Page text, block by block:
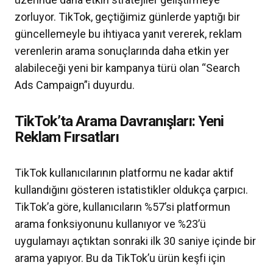
zorluyor. TikTok, geçtiğimiz günlerde yaptığı bir
güncellemeyle bu ihtiyaca yanıt vererek, reklam
verenlerin arama sonuçlarında daha etkin yer
alabileceği yeni bir kampanya türü olan “Search
Ads Campaign”i duyurdu.
TikTok’ta Arama Davranışları: Yeni
Reklam Fırsatları
TikTok kullanıcılarının platformu ne kadar aktif
kullandığını gösteren istatistikler oldukça çarpıcı.
TikTok’a göre, kullanıcıların %57’si platformun
arama fonksiyonunu kullanıyor ve %23’ü
uygulamayı açtıktan sonraki ilk 30 saniye içinde bir
arama yapıyor. Bu da TikTok’u ürün keşfi için